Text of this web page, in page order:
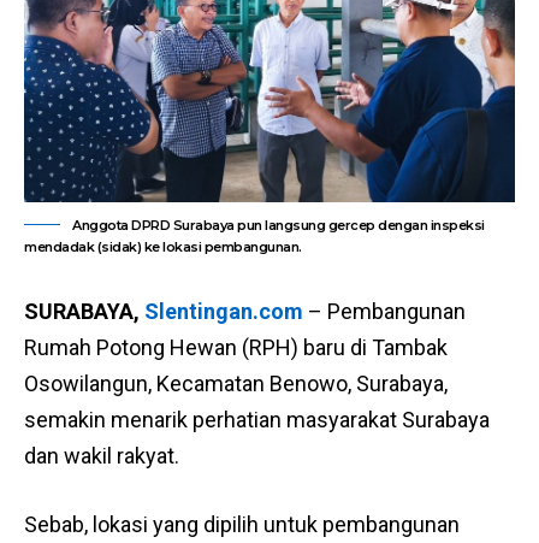
Anggota DPRD Surabaya pun langsung gercep dengan inspeksi
mendadak (sidak) ke lokasi pembangunan.
SURABAYA, Slentingan.com – Pembangunan
Rumah Potong Hewan (RPH) baru di Tambak
Osowilangun, Kecamatan Benowo, Surabaya,
semakin menarik perhatian masyarakat Surabaya
dan wakil rakyat.
Sebab, lokasi yang dipilih untuk pembangunan